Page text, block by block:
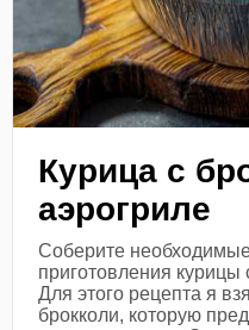
Курица с
аэрогриле
Соберите
приготовления курицы
Для этого рецепта я
брокколи, которую